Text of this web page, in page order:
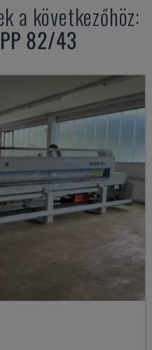
a következőhöz:
82/43